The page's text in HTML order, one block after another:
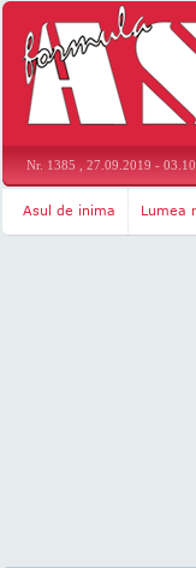
Nr. 1385 , 27.09.2019 -
Asul de inima Lumea